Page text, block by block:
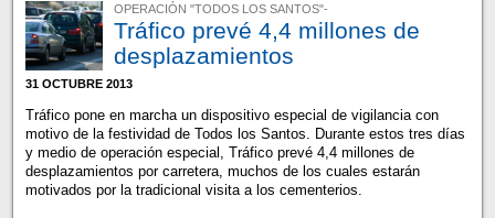
OPERACIÓN "TODOS LOS SANTOS"-
Tráfico prevé 4,4 millones de
desplazamientos
31 OCTUBRE 2013
Tráfico pone en marcha un dispositivo especial de vigilancia con
motivo de la festividad de Todos los Santos. Durante estos tres días
y medio de operación especial, Tráfico prevé 4,4 millones de
desplazamientos por carretera, muchos de los cuales estarán
motivados por la tradicional visita a los cementerios.